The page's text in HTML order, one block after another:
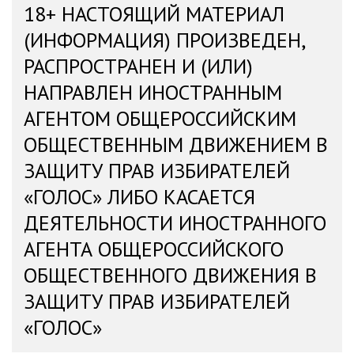
18+ НАСТОЯЩИЙ МАТЕРИАЛ
(ИНФОРМАЦИЯ) ПРОИЗВЕДЕН,
РАСПРОСТРАНЕН И (ИЛИ)
НАПРАВЛЕН ИНОСТРАННЫМ
АГЕНТОМ ОБЩЕРОССИЙСКИМ
ОБЩЕСТВЕННЫМ ДВИЖЕНИЕМ В
ЗАЩИТУ ПРАВ ИЗБИРАТЕЛЕЙ
«ГОЛОС» ЛИБО КАСАЕТСЯ
ДЕЯТЕЛЬНОСТИ ИНОСТРАННОГО
АГЕНТА ОБЩЕРОССИЙСКОГО
ОБЩЕСТВЕННОГО ДВИЖЕНИЯ В
ЗАЩИТУ ПРАВ ИЗБИРАТЕЛЕЙ
«ГОЛОС»